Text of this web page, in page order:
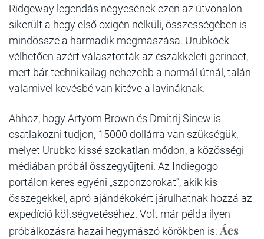
Ridgeway legendás négyesének ezen az útvonalon
sikerült a hegy első oxigén nélküli, összességében is
mindössze a harmadik megmászása. Urubkóék
vélhetően azért választották az északkeleti gerincet,
mert bár technikailag nehezebb a normál útnál, talán
valamivel kevésbé van kitéve a lavináknak.
Ahhoz, hogy Artyom Brown és Dmitrij Sinew is
csatlakozni tudjon, 15000 dollárra van szükségük,
melyet Urubko kissé szokatlan módon, a közösségi
médiában próbál összegyűjteni. Az Indiegogo
portálon keres egyéni „szponzorokat”, akik kis
összegekkel, apró ajándékokért járulhatnak hozzá az
expedíció költségvetéséhez. Volt már példa ilyen
próbálkozásra hazai hegymászó körökben is: Ács